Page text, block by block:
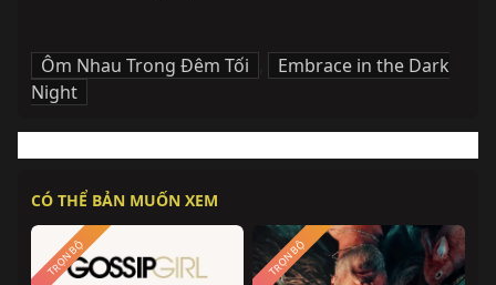
Ôm Nhau Trong Đêm Tối ,
Embrace in the Dark
Night
CÓ THỂ BẢN MUỐN XEM
TRỌN BỘ TRỌN BỘ